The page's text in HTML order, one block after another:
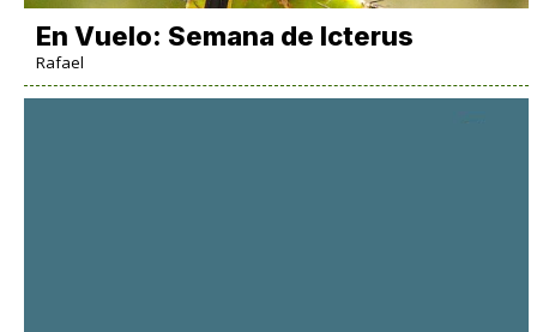
En Vuelo: Semana de Icterus
Rafael